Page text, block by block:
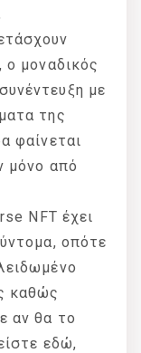
ο μοναδικός
με
της
φαίνεται
μόνο από
NFT έχει
οπότε
καθώς
αν θα το
εδώ,